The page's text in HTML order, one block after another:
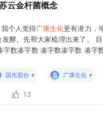
云金杆菌概念
个人觉得广康生化更有潜力，
酵。先帮大家梳理出来了。
字数凑字数 凑字数凑字数 凑
字数凑字
国光股份 S 广康生化
13